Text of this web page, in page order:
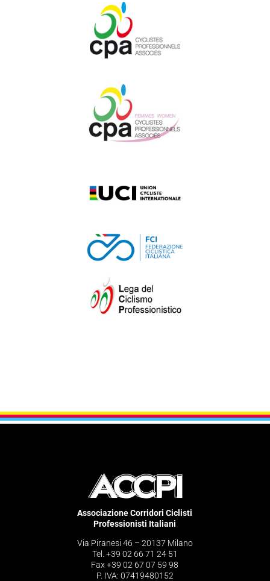
Associazione Corridori Ciclisti
Professionisti Italiani
Via Piranesi 46 – 20137 Milano
Tel. +39 02 66 71 24 51
Fax +39 02 67 07 59 98
P. IVA: 07419480152